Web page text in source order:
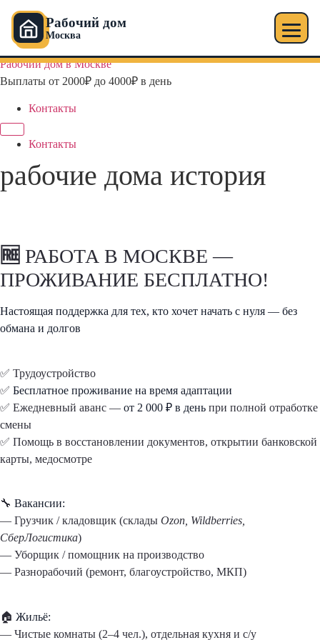
Рабочий дом
Москва
Перейти
к
Рабочий дом в Москве
Выплаты от 2000₽ до 4000₽ в день
Контакты
Контакты
рабочие дома история
🆓 РАБОТА В МОСКВЕ —
ПРОЖИВАНИЕ БЕСПЛАТНО!
Настоящая поддержка для тех, кто хочет начать с нуля — без
обмана и долгов
✅ Трудоустройство
✅ Бесплатное проживание на время адаптации
✅ Ежедневный аванс — от 2 000 ₽ в день при полной отработке
смены
✅ Помощь в восстановлении документов, открытии банковской
карты, медосмотре
🔧 Вакансии:
— Грузчик / кладовщик (склады Ozon, Wildberries,
СберЛогистика)
— Уборщик / помощник на производство
— Разнорабочий (ремонт, благоустройство, МКП)
🏠 Жильё:
— Чистые комнаты (2–4 чел.), отдельная кухня и с/у